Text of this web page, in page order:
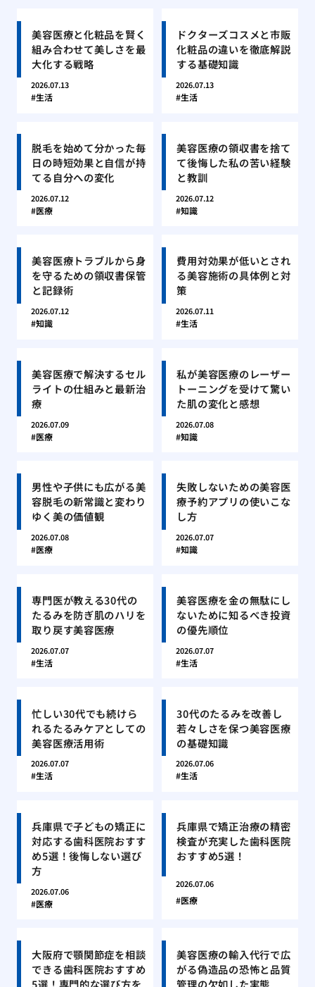
美容医療と化粧品を賢く
組み合わせて美しさを最
大化する戦略
2026.07.13
生活
ドクターズコスメと市販
化粧品の違いを徹底解説
する基礎知識
2026.07.13
生活
脱毛を始めて分かった毎
日の時短効果と自信が持
てる自分への変化
2026.07.12
医療
美容医療の領収書を捨て
て後悔した私の苦い経験
と教訓
2026.07.12
知識
美容医療トラブルから身
を守るための領収書保管
と記録術
2026.07.12
知識
費用対効果が低いとされ
る美容施術の具体例と対
策
2026.07.11
生活
美容医療で解決するセル
ライトの仕組みと最新治
療
2026.07.09
医療
私が美容医療のレーザー
トーニングを受けて驚い
た肌の変化と感想
2026.07.08
知識
男性や子供にも広がる美
容脱毛の新常識と変わり
ゆく美の価値観
2026.07.08
医療
失敗しないための美容医
療予約アプリの使いこな
し方
2026.07.07
知識
専門医が教える30代の
たるみを防ぎ肌のハリを
取り戻す美容医療
2026.07.07
生活
美容医療を金の無駄にし
ないために知るべき投資
の優先順位
2026.07.07
生活
忙しい30代でも続けら
れるたるみケアとしての
美容医療活用術
2026.07.07
生活
30代のたるみを改善し
若々しさを保つ美容医療
の基礎知識
2026.07.06
生活
兵庫県で子どもの矯正に
対応する歯科医院おすす
め5選！後悔しない選び
方
2026.07.06
医療
兵庫県で矯正治療の精密
検査が充実した歯科医院
おすすめ5選！
2026.07.06
医療
大阪府で顎関節症を相談
できる歯科医院おすすめ
5選！専門的な選び方を
美容医療の輸入代行で広
がる偽造品の恐怖と品質
管理の欠如した実態